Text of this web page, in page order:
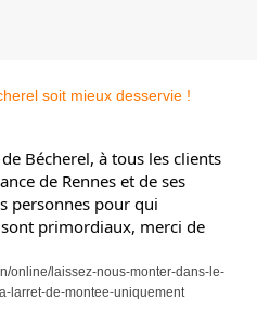
Bécherel, à tous les clients
de Rennes et de ses
personnes pour qui
primordiaux, merci de
online/laissez-nous-monter-dans-le-
larret-de-montee-uniquement